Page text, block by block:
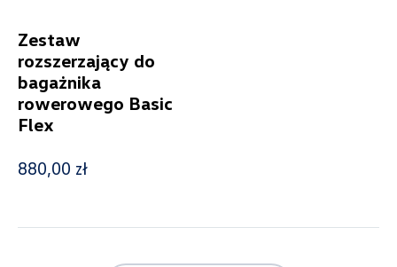
Zestaw
rozszerzający do
bagażnika
rowerowego Basic
Flex
880,00 zł